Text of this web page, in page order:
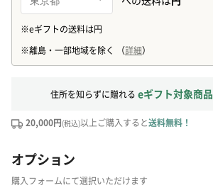
住所を知らずに贈れる eギフト対象商品
20,000円(税込)以上ご購入すると送料無料！
オプション
購入フォームにて選択いただけます